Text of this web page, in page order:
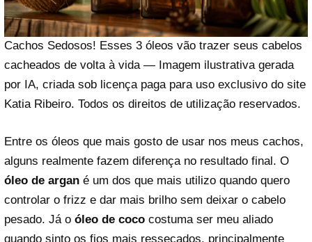
Cachos Sedosos! Esses 3 óleos vão trazer seus cabelos
cacheados de volta à vida — Imagem ilustrativa gerada
por IA, criada sob licença paga para uso exclusivo do site
Katia Ribeiro. Todos os direitos de utilização reservados.
Entre os óleos que mais gosto de usar nos meus cachos,
alguns realmente fazem diferença no resultado final. O
óleo de argan é um dos que mais utilizo quando quero
controlar o frizz e dar mais brilho sem deixar o cabelo
pesado. Já o óleo de coco costuma ser meu aliado
quando sinto os fios mais ressecados, principalmente